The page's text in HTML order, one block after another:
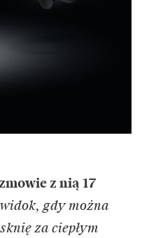
z nią 17
gdy można
za ciepłym